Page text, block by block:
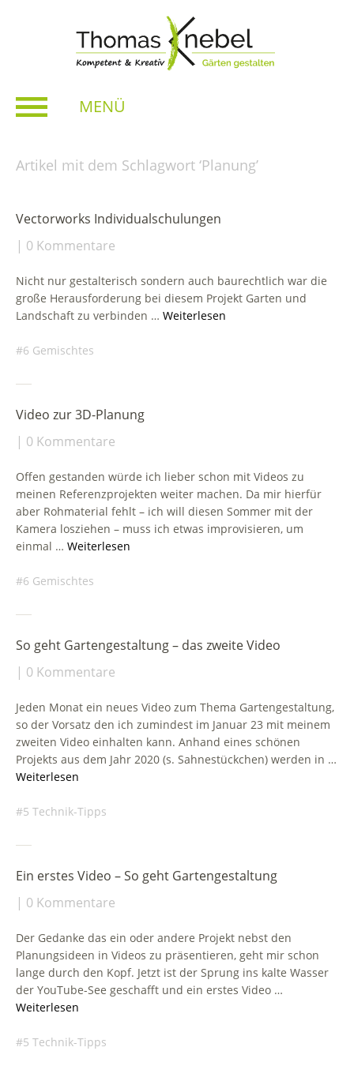
MENÜ
Artikel mit dem Schlagwort ‘Planung’
Vectorworks Individualschulungen
0 Kommentare
Nicht nur gestalterisch sondern auch baurechtlich war die
große Herausforderung bei diesem Projekt Garten und
Landschaft zu verbinden … Weiterlesen
6 Gemischtes
Video zur 3D-Planung
0 Kommentare
Offen gestanden würde ich lieber schon mit Videos zu
meinen Referenzprojekten weiter machen. Da mir hierfür
aber Rohmaterial fehlt – ich will diesen Sommer mit der
Kamera losziehen – muss ich etwas improvisieren, um
einmal … Weiterlesen
6 Gemischtes
So geht Gartengestaltung – das zweite Video
0 Kommentare
Jeden Monat ein neues Video zum Thema Gartengestaltung,
so der Vorsatz den ich zumindest im Januar 23 mit meinem
zweiten Video einhalten kann. Anhand eines schönen
Projekts aus dem Jahr 2020 (s. Sahnestückchen) werden in …
Weiterlesen
5 Technik-Tipps
Ein erstes Video – So geht Gartengestaltung
0 Kommentare
Der Gedanke das ein oder andere Projekt nebst den
Planungsideen in Videos zu präsentieren, geht mir schon
lange durch den Kopf. Jetzt ist der Sprung ins kalte Wasser
der YouTube-See geschafft und ein erstes Video …
Weiterlesen
5 Technik-Tipps